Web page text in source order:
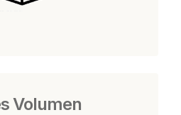
Volumen